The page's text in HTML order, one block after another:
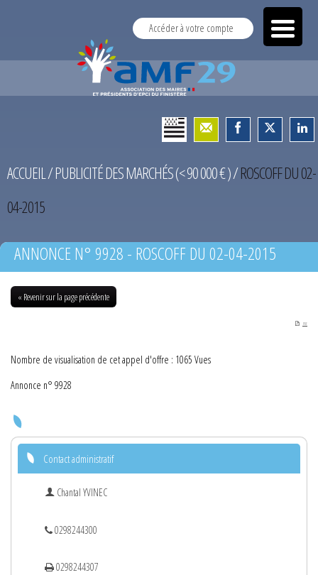
Accéder à votre compte
ACCUEIL/PUBLICITÉ DES MARCHÉS (< 90 000 € )/ROSCOFF DU 02-
04-2015
ANNONCE N° 9928 - ROSCOFF DU 02-04-2015
« Revenir sur la page précédente
PDF
Nombre de visualisation de cet appel d'offre : 1065 Vues
Annonce n° 9928
Contact administratif
Chantal YVINEC
0298244300
0298244307